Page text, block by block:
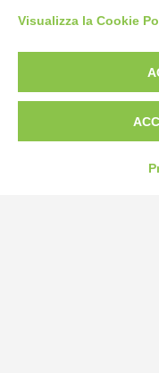
Strada Statale 231
Tel:0172-478161
Visualizza la Cookie